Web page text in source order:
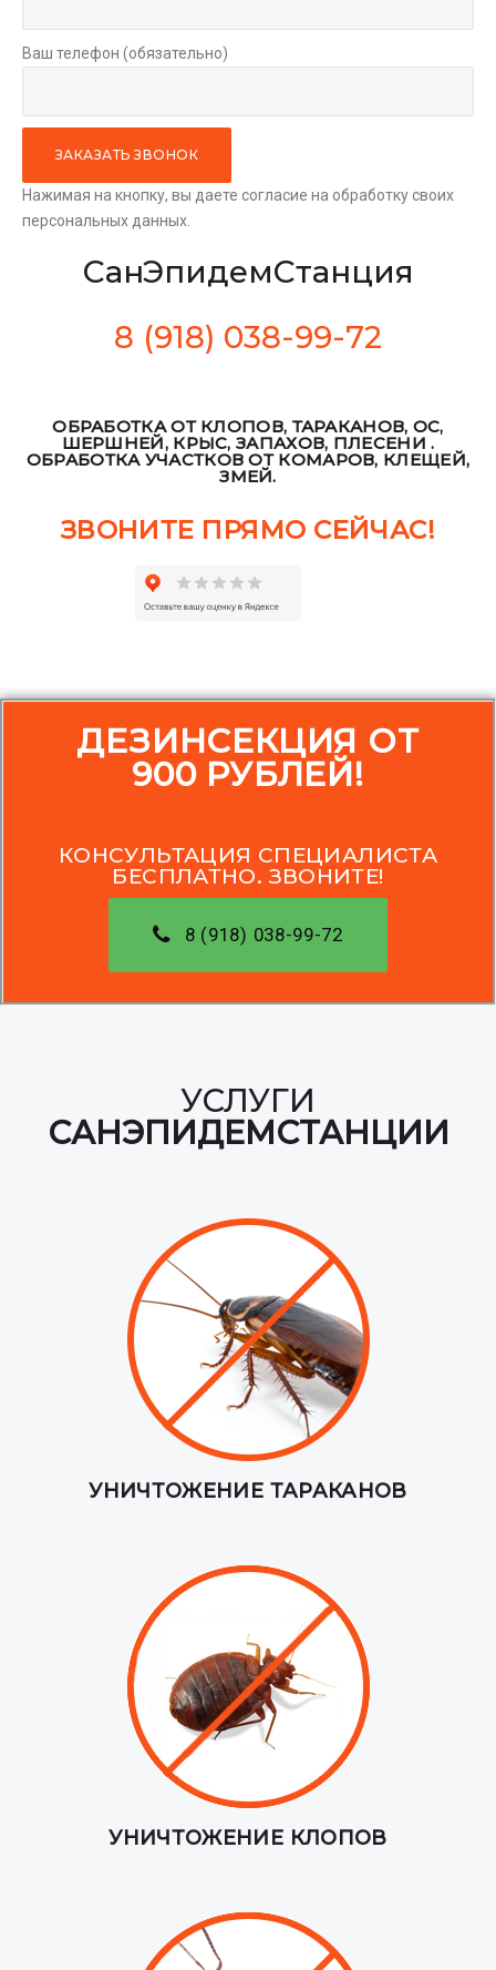
Ваш телефон (обязательно)
Нажимая на кнопку, вы даете согласие на обработку своих
персональных данных.
СанЭпидемСтанция
8 (918) 038-99-72
ОБРАБОТКА ОТ КЛОПОВ, ТАРАКАНОВ, ОС,
ШЕРШНЕЙ, КРЫС, ЗАПАХОВ, ПЛЕСЕНИ .
ОБРАБОТКА УЧАСТКОВ ОТ КОМАРОВ, КЛЕЩЕЙ,
ЗМЕЙ.
ЗВОНИТЕ ПРЯМО СЕЙЧАС!
ДЕЗИНСЕКЦИЯ ОТ
900 РУБЛЕЙ!
КОНСУЛЬТАЦИЯ СПЕЦИАЛИСТА
БЕСПЛАТНО. ЗВОНИТЕ!
8 (918) 038-99-72
УСЛУГИ
САНЭПИДЕМСТАНЦИИ
УНИЧТОЖЕНИЕ ТАРАКАНОВ
УНИЧТОЖЕНИЕ КЛОПОВ